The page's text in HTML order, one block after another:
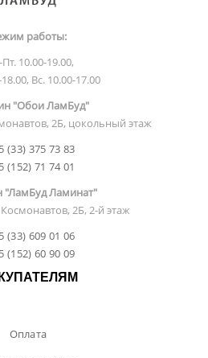
работы:
10.00-19.00,
Вс. 10.00-17.00
"Обои ЛамБуд"
2Б, цокольный этаж
(33) 375 73 83
(152) 71 74 01
"ЛамБуд Ламинат"
2Б, 2-й этаж
(33) 609 01 06
(152) 60 90 09
Оплата